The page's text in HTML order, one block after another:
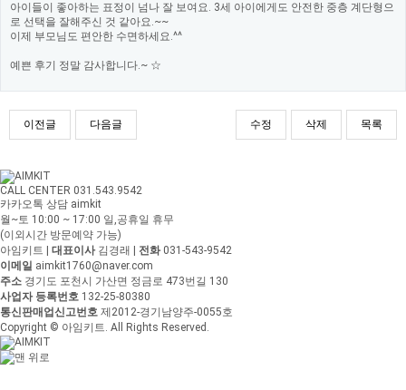
아이들이 좋아하는 표정이 넘나 잘 보여요. 3세 아이에게도 안전한 중층 계단형으
로 선택을 잘해주신 것 같아요.~~
이제 부모님도 편안한 수면하세요.^^
예쁜 후기 정말 감사합니다.~ ☆
이전글 다음글 수정 삭제 목록
CALL CENTER 031.543.9542
카카오톡 상담 aimkit
월~토 10:00 ~ 17:00 일,공휴일 휴무
(이외시간 방문예약 가능)
아임키트
대표이사김경래 전화031-543-9542
이메일 aimkit1760@naver.com
주소 경기도 포천시 가산면 정금로 473번길 130
사업자 등록번호 132-25-80380
통신판매업신고번호 제2012-경기남양주-0055호
Copyright © 아임키트. All Rights Reserved.